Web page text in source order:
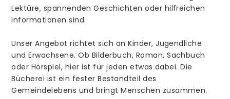
Team Kirchenmusik
weitere Mitarbeiter/innen
Prävention
Lektüre, spannenden Geschichten oder hilfreichen
Informationen sind.
Unser Angebot richtet sich an Kinder, Jugendliche
und Erwachsene. Ob Bilderbuch, Roman, Sachbuch
oder Hörspiel, hier ist für jeden etwas dabei. Die
Bücherei ist ein fester Bestandteil des
Gemeindelebens und bringt Menschen zusammen.